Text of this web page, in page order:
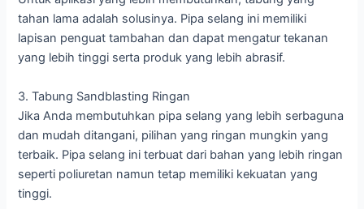
tahan lama adalah solusinya. Pipa selang ini memiliki
lapisan penguat tambahan dan dapat mengatur tekanan
yang lebih tinggi serta produk yang lebih abrasif.
3. Tabung Sandblasting Ringan
Jika Anda membutuhkan pipa selang yang lebih serbaguna
dan mudah ditangani, pilihan yang ringan mungkin yang
terbaik. Pipa selang ini terbuat dari bahan yang lebih ringan
seperti poliuretan namun tetap memiliki kekuatan yang
tinggi.